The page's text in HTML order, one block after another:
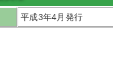
平成3年4月発行